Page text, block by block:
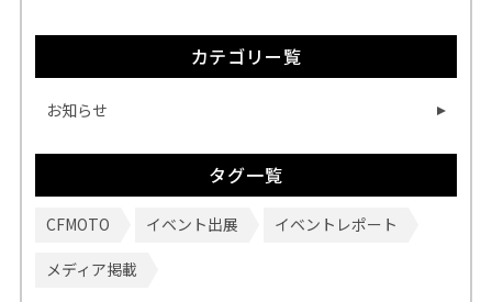
カテゴリー覧
お知らせ
タグ一覧
CFMOTO イベント出展 イベントレポート
メディア掲載